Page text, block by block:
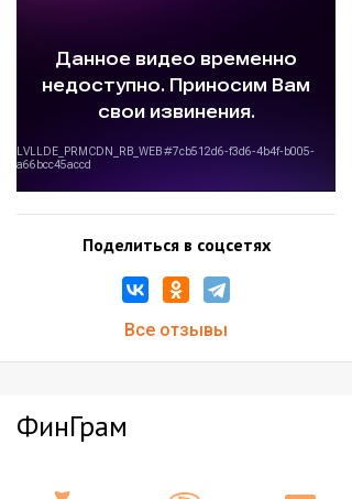
Поделиться в соцсетях
Все отзывы
ФинГрам